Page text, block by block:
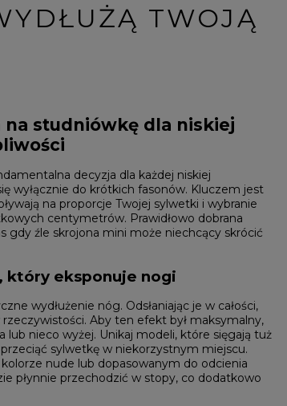
TWOJĄ
na studniówkę dla niskiej
decyzja dla każdej niskiej
wyłącznie do krótkich fasonów. Kluczem jest
na proporcje Twojej sylwetki i wybranie
centymetrów. Prawidłowo dobrana
gdy źle skrojona mini może niechcący skrócić
który eksponuje nogi
wydłużenie nóg. Odsłaniając je w całości,
Aby ten efekt był maksymalny,
lub nieco wyżej. Unikaj modeli, które sięgają tuż
sylwetkę w niekorzystnym miejscu.
nude lub dopasowanym do odcienia
płynnie przechodzić w stopy, co dodatkowo